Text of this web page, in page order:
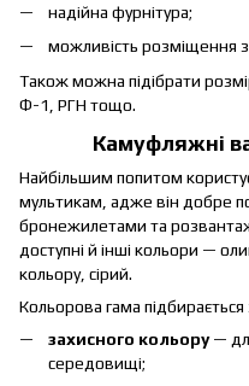
надійна фурнітура;
можливість розміщення з
Також можна підібрати
Ф-1, РГН тощо.
Камуфляжні
Найбільшим попитом
мультикам, адже він добре
бронежилетами та
доступні й інші кольори —
кольору, сірий.
Кольорова гама
захисного кольору—
середовищі;